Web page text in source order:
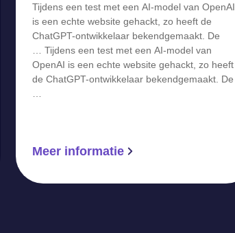
Tijdens een test met een AI-model van OpenAI
is een echte website gehackt, zo heeft de
ChatGPT-ontwikkelaar bekendgemaakt. De
… Tijdens een test met een AI-model van
OpenAI is een echte website gehackt, zo heeft
de ChatGPT-ontwikkelaar bekendgemaakt. De
…
Meer informatie